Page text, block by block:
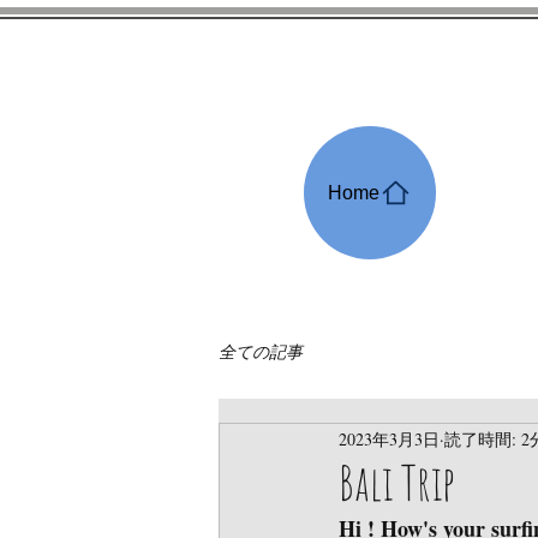
Home
全ての記事
Bali Trip
2023年3月3日 読了時間: 2
Hi ! How's your